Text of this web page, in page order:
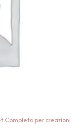
Completo per creazioni